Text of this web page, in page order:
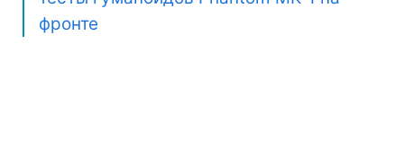
фронте